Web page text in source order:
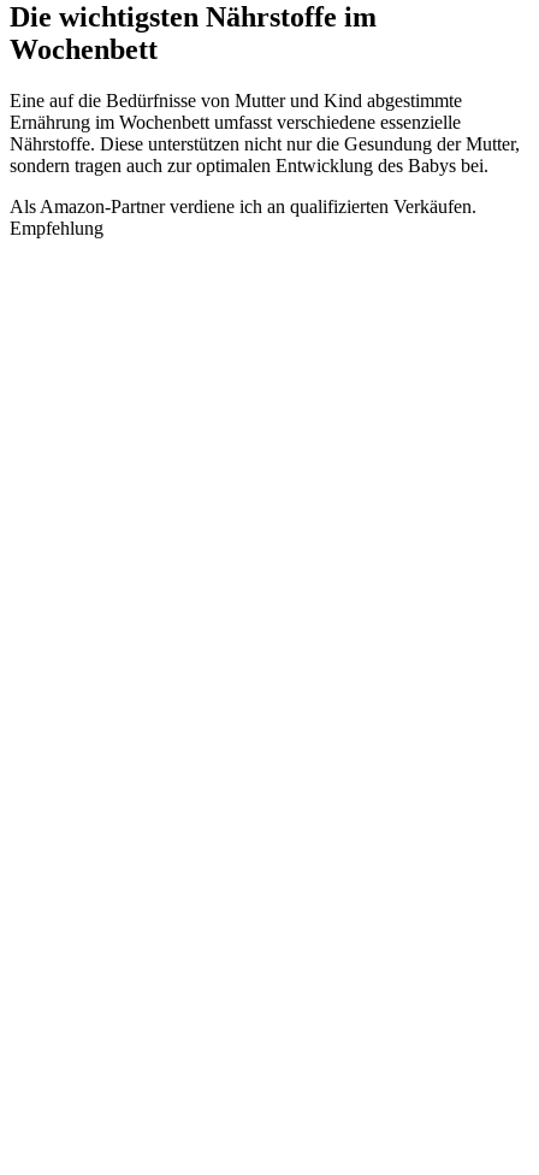
Die wichtigsten Nährstoffe im
Wochenbett
Eine auf die Bedürfnisse von Mutter und Kind abgestimmte
Ernährung im Wochenbett umfasst verschiedene essenzielle
Nährstoffe. Diese unterstützen nicht nur die Gesundung der Mutter,
sondern tragen auch zur optimalen Entwicklung des Babys bei.
Als Amazon-Partner verdiene ich an qualifizierten Verkäufen.
Empfehlung